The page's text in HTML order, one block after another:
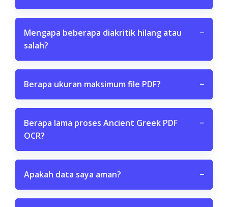
Mengapa beberapa diakritik hilang atau
salah?
−
Berapa ukuran maksimum file PDF? −
Berapa lama proses Ancient Greek PDF
OCR?
−
Apakah data saya aman? −